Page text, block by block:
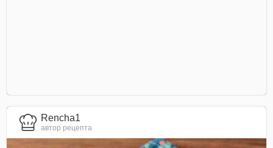
Rencha1
автор рецепта